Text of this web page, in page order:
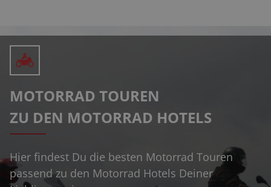
MOTORRAD TOUREN
ZU DEN MOTORRAD HOTELS
Hier findest Du die besten Motorrad Touren
passend zu den Motorrad Hotels Deiner